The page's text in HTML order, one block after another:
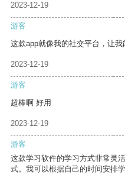
2023-12-19
游客
这款app就像我的社交平台，让我
2023-12-19
游客
超棒啊 好用
2023-12-19
游客
这款学习软件的学习方式非常灵
式。我可以根据自己的时间安排学